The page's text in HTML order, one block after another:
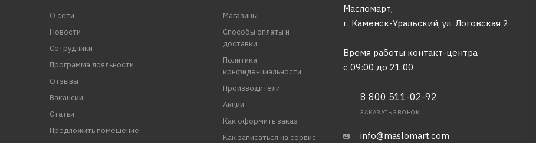
О сети
Новости
Сотрудники
Программа лояльности
Отзывы
Вакансии
Статьи
Предложить помещение
Магазины
Способы оплаты и
доставки
Политика
конфиденциальности
Производители
Акции
Как оформить заказ
Как записаться на сервис
Масломарт,
г. Каменск-Уральский, ул. Логовская 2
Время работы контакт-центра
с 09:00 до 21:00
8 800 511-02-92
ЗАКАЗАТЬ ЗВОНОК
info@maslomart.com